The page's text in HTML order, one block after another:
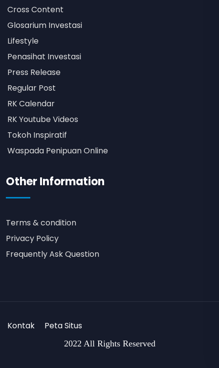
Cross Content
Glosarium Investasi
Lifestyle
Penasihat Investasi
Press Release
Regular Post
RK Calendar
RK Youtube Videos
Tokoh Inspiratif
Waspada Penipuan Online
Other Information
Terms & condition
Privacy Policy
Frequently Ask Question
2022 All Rights Reserved
Kontak Peta Situs